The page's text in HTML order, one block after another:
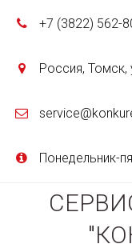
+7 (3822) 562-
Россия, Томск,
Понедельник-